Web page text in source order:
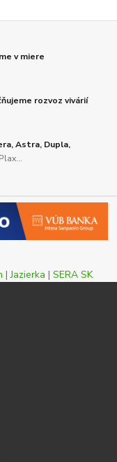
v miere
rozvoz vivárií
Astra, Dupla,
|Jazierka | SERA SK